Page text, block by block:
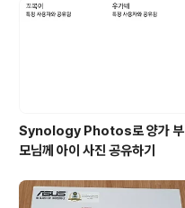
Synology Photos로 양가 부
모님께 아이 사진 공유하기